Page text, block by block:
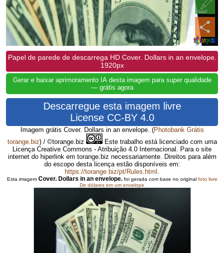
Papel de parede de descarrega HD Cover. Dollars in an envelope.
1920px
Gerar e baixar aprimoramento IA desta imagem para super qualidade
— grátis agora
Descarregue esta imagem livre
License CC-BY 4.0
Imagem grátis Cover. Dollars in an envelope. (Photobank Grátis
torange.biz) / ©torange.biz
Este trabalho está licenciado com uma
Licença Creative Commons - Atribuição 4.0 Internacional. Para o site
internet do hiperlink em torange.biz necessariamente. Direitos para além
do escopo desta licença estão disponíveis em:
https://torange.biz/pt/Rules.html
Esta imagem Cover. Dollars in an envelope.foi gerada com base no original foto livre
De dólares em um envelope